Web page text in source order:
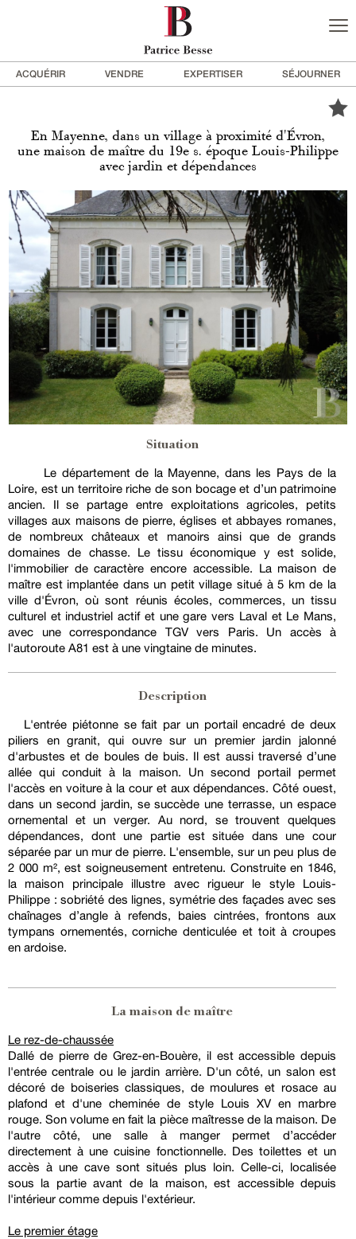
ACQUÉRIR VENDRE EXPERTISER SÉJOURNER
En Mayenne, dans un village à proximité d'Évron,
une maison de maître du 19e s. époque Louis-Philippe
avec jardin et dépendances
Situation
Le département de la Mayenne, dans les Pays de la
Loire, est un territoire riche de son bocage et d’un patrimoine
ancien. Il se partage entre exploitations agricoles, petits
villages aux maisons de pierre, églises et abbayes romanes,
de nombreux châteaux et manoirs ainsi que de grands
domaines de chasse. Le tissu économique y est solide,
l'immobilier de caractère encore accessible. La maison de
maître est implantée dans un petit village situé à 5 km de la
ville d'Évron, où sont réunis écoles, commerces, un tissu
culturel et industriel actif et une gare vers Laval et Le Mans,
avec une correspondance TGV vers Paris. Un accès à
l'autoroute A81 est à une vingtaine de minutes.
Description
L'entrée piétonne se fait par un portail encadré de deux
piliers en granit, qui ouvre sur un premier jardin jalonné
d'arbustes et de boules de buis. Il est aussi traversé d’une
allée qui conduit à la maison. Un second portail permet
l'accès en voiture à la cour et aux dépendances. Côté ouest,
dans un second jardin, se succède une terrasse, un espace
ornemental et un verger. Au nord, se trouvent quelques
dépendances, dont une partie est située dans une cour
séparée par un mur de pierre. L'ensemble, sur un peu plus de
2 000 m², est soigneusement entretenu. Construite en 1846,
la maison principale illustre avec rigueur le style Louis-
Philippe : sobriété des lignes, symétrie des façades avec ses
chaînages d’angle à refends, baies cintrées, frontons aux
tympans ornementés, corniche denticulée et toit à croupes
en ardoise.
La maison de maître
Le rez-de-chaussée
Dallé de pierre de Grez-en-Bouère, il est accessible depuis
l'entrée centrale ou le jardin arrière. D'un côté, un salon est
décoré de boiseries classiques, de moulures et rosace au
plafond et d'une cheminée de style Louis XV en marbre
rouge. Son volume en fait la pièce maîtresse de la maison. De
l'autre côté, une salle à manger permet d’accéder
directement à une cuisine fonctionnelle. Des toilettes et un
accès à une cave sont situés plus loin. Celle-ci, localisée
sous la partie avant de la maison, est accessible depuis
l'intérieur comme depuis l'extérieur.
Le premier étage